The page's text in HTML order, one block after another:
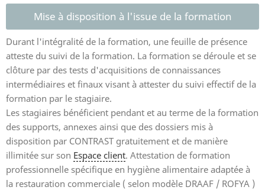
Mise à disposition à l'issue de la formation
Durant l'intégralité de la formation, une feuille de présence
atteste du suivi de la formation. La formation se déroule et se
clôture par des tests d'acquisitions de connaissances
intermédiaires et finaux visant à attester du suivi effectif de la
formation par le stagiaire.
Les stagiaires bénéficient pendant et au terme de la formation
des supports, annexes ainsi que des dossiers mis à
disposition par CONTRAST gratuitement et de manière
illimitée sur son Espace client. Attestation de formation
professionnelle spécifique en hygiène alimentaire adaptée à
la restauration commerciale ( selon modèle DRAAF / ROFYA )